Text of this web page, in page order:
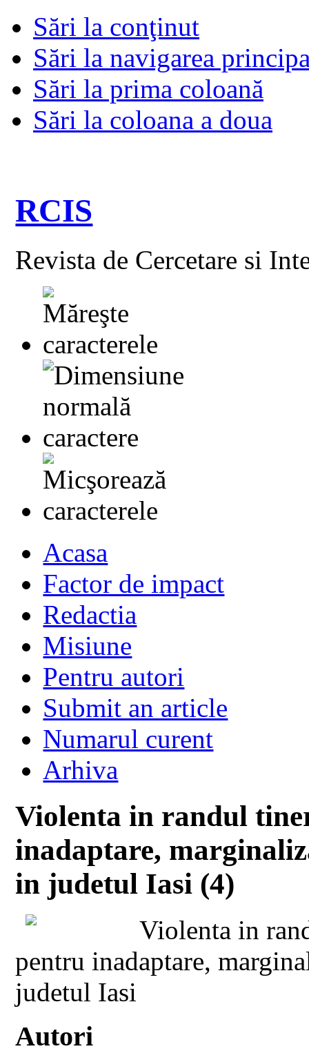
Sări la conţinut
Sări la navigarea
Sări la prima coloană
Sări la coloana a doua
RCIS
Revista de Cercetare si
Acasa
Factor de impact
Redactia
Misiune
Pentru autori
Submit an article
Numarul curent
Arhiva
Violenta in randul
inadaptare,
in judetul Iasi (4)
Violenta in
pentru inadaptare,
judetul Iasi
Autori